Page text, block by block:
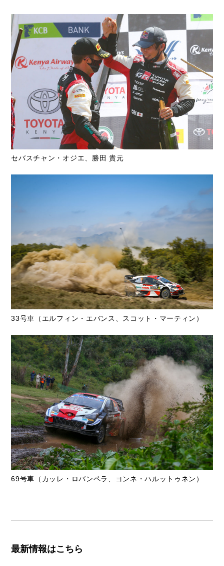
セバスチャン・オジエ、勝田 貴元
33号車（エルフィン・エバンス、スコット・マーティン）
69号車（カッレ・ロバンペラ、ヨンネ・ハルットゥネン）
最新情報はこちら